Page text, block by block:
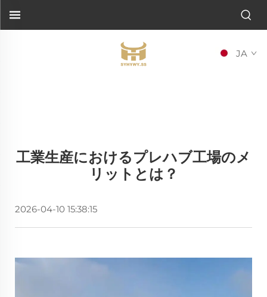
JA
工業生産におけるプレハブ工場のメ
リットとは？
2026-04-10 15:38:15